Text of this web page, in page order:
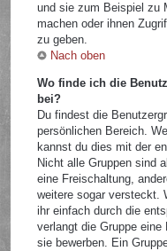
und sie zum Beispiel zu
machen oder ihnen
zu geben.
Nach oben
Wo finde ich die
bei?
Du findest die
persönlichen Bereich.
kannst du dies mit der
Nicht alle Gruppen sind
eine Freischaltung,
weitere sogar versteckt.
ihr einfach durch die
verlangt die Gruppe
sie bewerben. Ein